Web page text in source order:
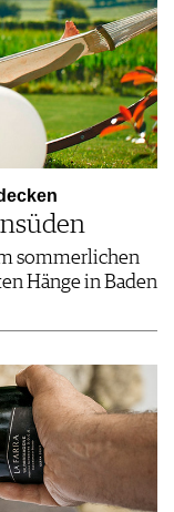
sommerlichen
Hänge in Baden